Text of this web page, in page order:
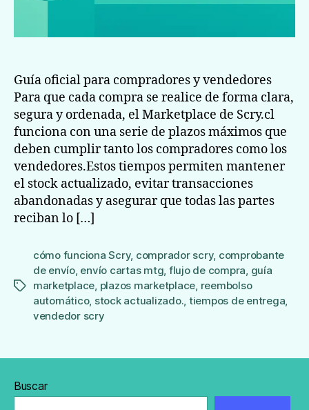
Guía oficial para compradores y vendedores
Para que cada compra se realice de forma clara,
segura y ordenada, el Marketplace de Scry.cl
funciona con una serie de plazos máximos que
deben cumplir tanto los compradores como los
vendedores.Estos tiempos permiten mantener
el stock actualizado, evitar transacciones
abandonadas y asegurar que todas las partes
reciban lo […]
Etiquetas
cómo funciona Scry, comprador scry, comprobante
de envío, envío cartas mtg, flujo de compra, guía
marketplace, plazos marketplace, reembolso
automático, stock actualizado., tiempos de entrega,
vendedor scry
Buscar